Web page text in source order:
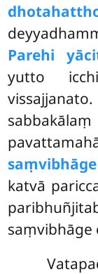
Parehi
yutto
katvā
saṃvibhāge